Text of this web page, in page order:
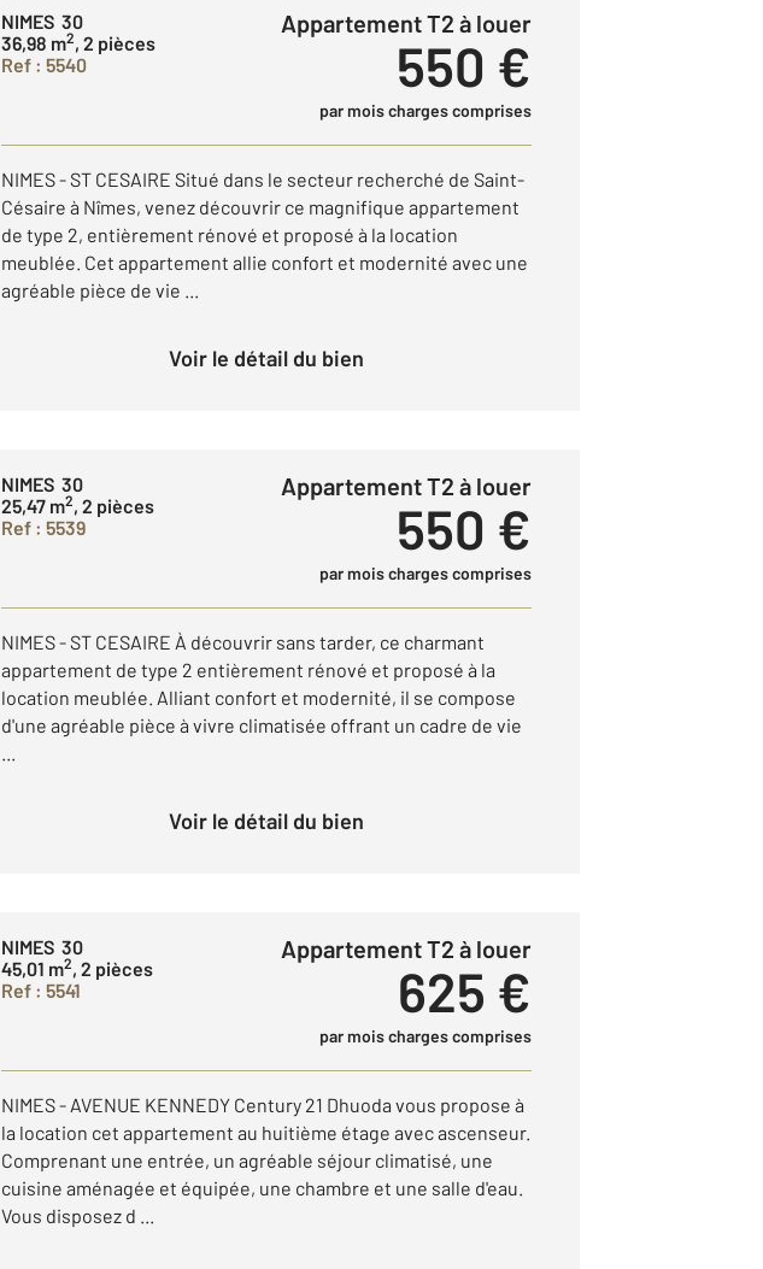
NIMES 30
36,98 m2, 2 pièces
Ref : 5540
Appartement T2 à louer
550 €
par mois charges comprises
NIMES - ST CESAIRE Situé dans le secteur recherché de Saint-
Césaire à Nîmes, venez découvrir ce magnifique appartement
de type 2, entièrement rénové et proposé à la location
meublée. Cet appartement allie confort et modernité avec une
agréable pièce de vie ...
Voir le détail du bien
NIMES 30
25,47 m2, 2 pièces
Ref : 5539
Appartement T2 à louer
550 €
par mois charges comprises
NIMES - ST CESAIRE À découvrir sans tarder, ce charmant
appartement de type 2 entièrement rénové et proposé à la
location meublée. Alliant confort et modernité, il se compose
d'une agréable pièce à vivre climatisée offrant un cadre de vie
...
Voir le détail du bien
NIMES 30
45,01 m2, 2 pièces
Ref : 5541
Appartement T2 à louer
625 €
par mois charges comprises
NIMES - AVENUE KENNEDY Century 21 Dhuoda vous propose à
la location cet appartement au huitième étage avec ascenseur.
Comprenant une entrée, un agréable séjour climatisé, une
cuisine aménagée et équipée, une chambre et une salle d'eau.
Vous disposez d ...